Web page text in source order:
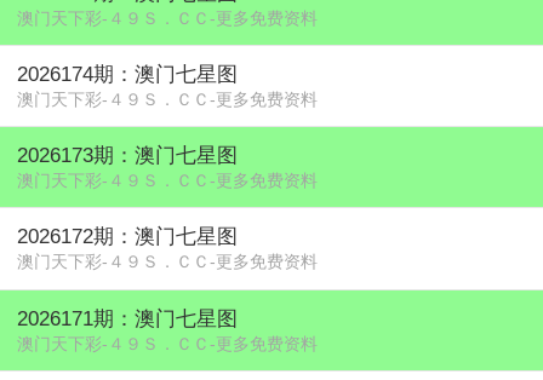
澳门天下彩-４９Ｓ．ＣＣ-更多免费资料
2026174期：澳门七星图
澳门天下彩-４９Ｓ．ＣＣ-更多免费资料
2026173期：澳门七星图
澳门天下彩-４９Ｓ．ＣＣ-更多免费资料
2026172期：澳门七星图
澳门天下彩-４９Ｓ．ＣＣ-更多免费资料
2026171期：澳门七星图
澳门天下彩-４９Ｓ．ＣＣ-更多免费资料